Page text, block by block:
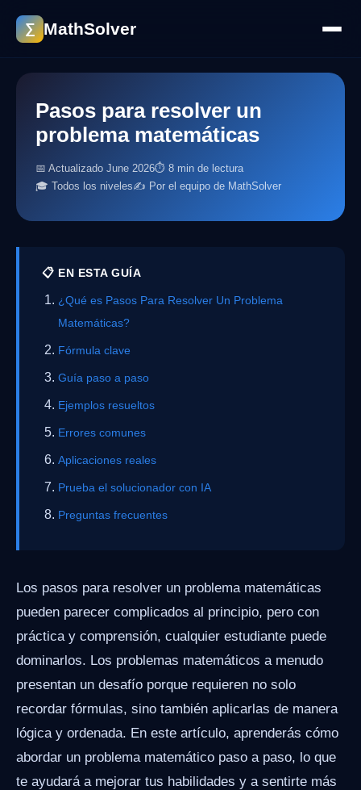
∑ MathSolver
Pasos para resolver un
problema matemáticas
📅 Actualizado June 2026⏱ 8 min de lectura
🎓 Todos los niveles✍️ Por el equipo de MathSolver
📋 EN ESTA GUÍA
¿Qué es Pasos Para Resolver Un Problema
Matemáticas?
Fórmula clave
Guía paso a paso
Ejemplos resueltos
Errores comunes
Aplicaciones reales
Prueba el solucionador con IA
Preguntas frecuentes
Los pasos para resolver un problema matemáticas
pueden parecer complicados al principio, pero con
práctica y comprensión, cualquier estudiante puede
dominarlos. Los problemas matemáticos a menudo
presentan un desafío porque requieren no solo
recordar fórmulas, sino también aplicarlas de manera
lógica y ordenada. En este artículo, aprenderás cómo
abordar un problema matemático paso a paso, lo que
te ayudará a mejorar tus habilidades y a sentirte más